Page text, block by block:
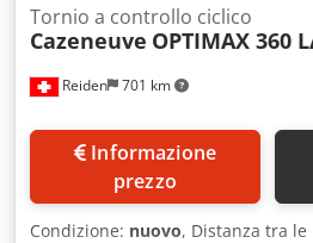
Reiden 701 km
Tornio a controllo ciclico
Cazeneuve OPTIMAX 360
prezzo
Condizione: nuovo, Distanza tra